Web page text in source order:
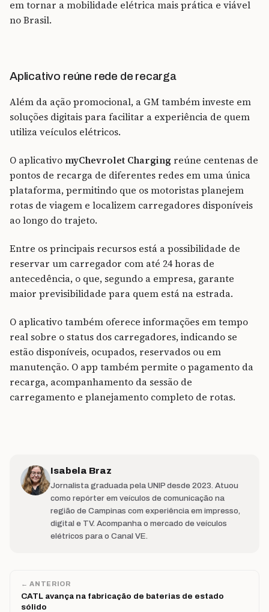
em tornar a mobilidade elétrica mais prática e viável
no Brasil.
Aplicativo reúne rede de recarga
Além da ação promocional, a GM também investe em
soluções digitais para facilitar a experiência de quem
utiliza veículos elétricos.
O aplicativo myChevrolet Charging reúne centenas de
pontos de recarga de diferentes redes em uma única
plataforma, permitindo que os motoristas planejem
rotas de viagem e localizem carregadores disponíveis
ao longo do trajeto.
Entre os principais recursos está a possibilidade de
reservar um carregador com até 24 horas de
antecedência, o que, segundo a empresa, garante
maior previsibilidade para quem está na estrada.
O aplicativo também oferece informações em tempo
real sobre o status dos carregadores, indicando se
estão disponíveis, ocupados, reservados ou em
manutenção. O app também permite o pagamento da
recarga, acompanhamento da sessão de
carregamento e planejamento completo de rotas.
Isabela Braz
Jornalista graduada pela UNIP desde 2023. Atuou
como repórter em veículos de comunicação na
região de Campinas com experiência em impresso,
digital e TV. Acompanha o mercado de veículos
elétricos para o Canal VE.
← ANTERIOR
CATL avança na fabricação de baterias de estado
sólido